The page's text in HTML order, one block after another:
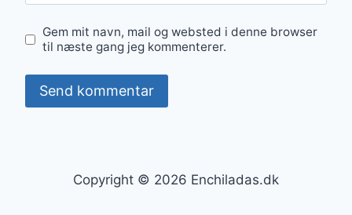
Gem mit navn, mail og websted i denne browser
til næste gang jeg kommenterer.
Copyright © 2026 Enchiladas.dk